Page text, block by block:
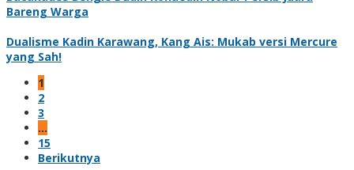
Bareng Warga
Dualisme Kadin Karawang, Kang Ais: Mukab versi Mercure
yang Sah!
1
2
3
…
15
Berikutnya